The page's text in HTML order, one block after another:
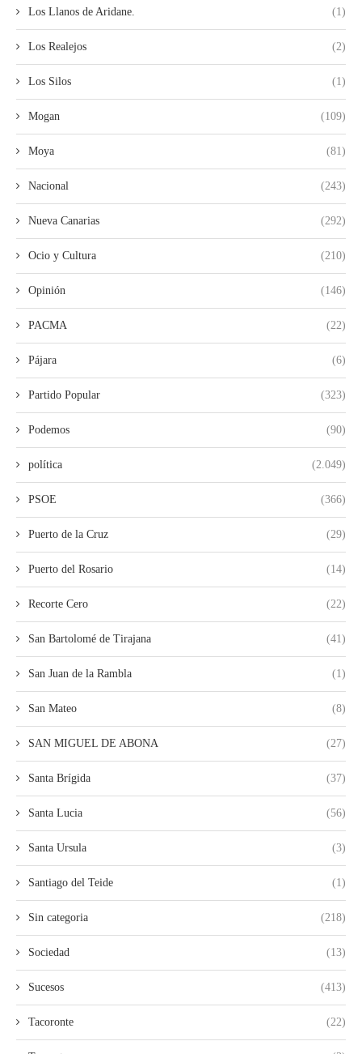
Los Llanos de Aridane. (1)
Los Realejos (2)
Los Silos (1)
Mogan (109)
Moya (81)
Nacional (243)
Nueva Canarias (292)
Ocio y Cultura (210)
Opinión (146)
PACMA (22)
Pájara (6)
Partido Popular (323)
Podemos (90)
política (2.049)
PSOE (366)
Puerto de la Cruz (29)
Puerto del Rosario (14)
Recorte Cero (22)
San Bartolomé de Tirajana (41)
San Juan de la Rambla (1)
San Mateo (8)
SAN MIGUEL DE ABONA (27)
Santa Brígida (37)
Santa Lucia (56)
Santa Ursula (3)
Santiago del Teide (1)
Sin categoria (218)
Sociedad (13)
Sucesos (413)
Tacoronte (22)